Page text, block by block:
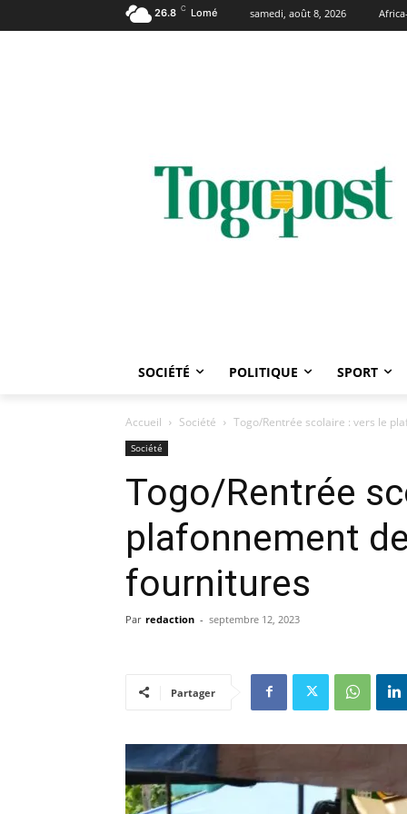
26.8 C Lomé samedi, août 8, 2026
SOCIÉTÉ POLITIQUE SPORT
Accueil Société Togo/Rentrée scolaire : vers le
Société
Togo/Rentrée
plafonnement
fournitures
Par redaction - septembre 12, 2023
Partager